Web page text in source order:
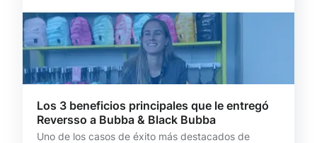
Los 3 beneficios principales que le entregó
Reversso a Bubba & Black Bubba
Uno de los casos de éxito más destacados de